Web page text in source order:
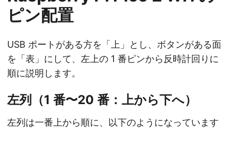
ピン配置
USB ポートがある方を「上」とし、ボタンがある面
を「表」にして、左上の 1 番ピンから反時計回りに
順に説明します。
左列（1 番〜20 番：上から下へ）
左列は一番上から順に、以下のようになっています